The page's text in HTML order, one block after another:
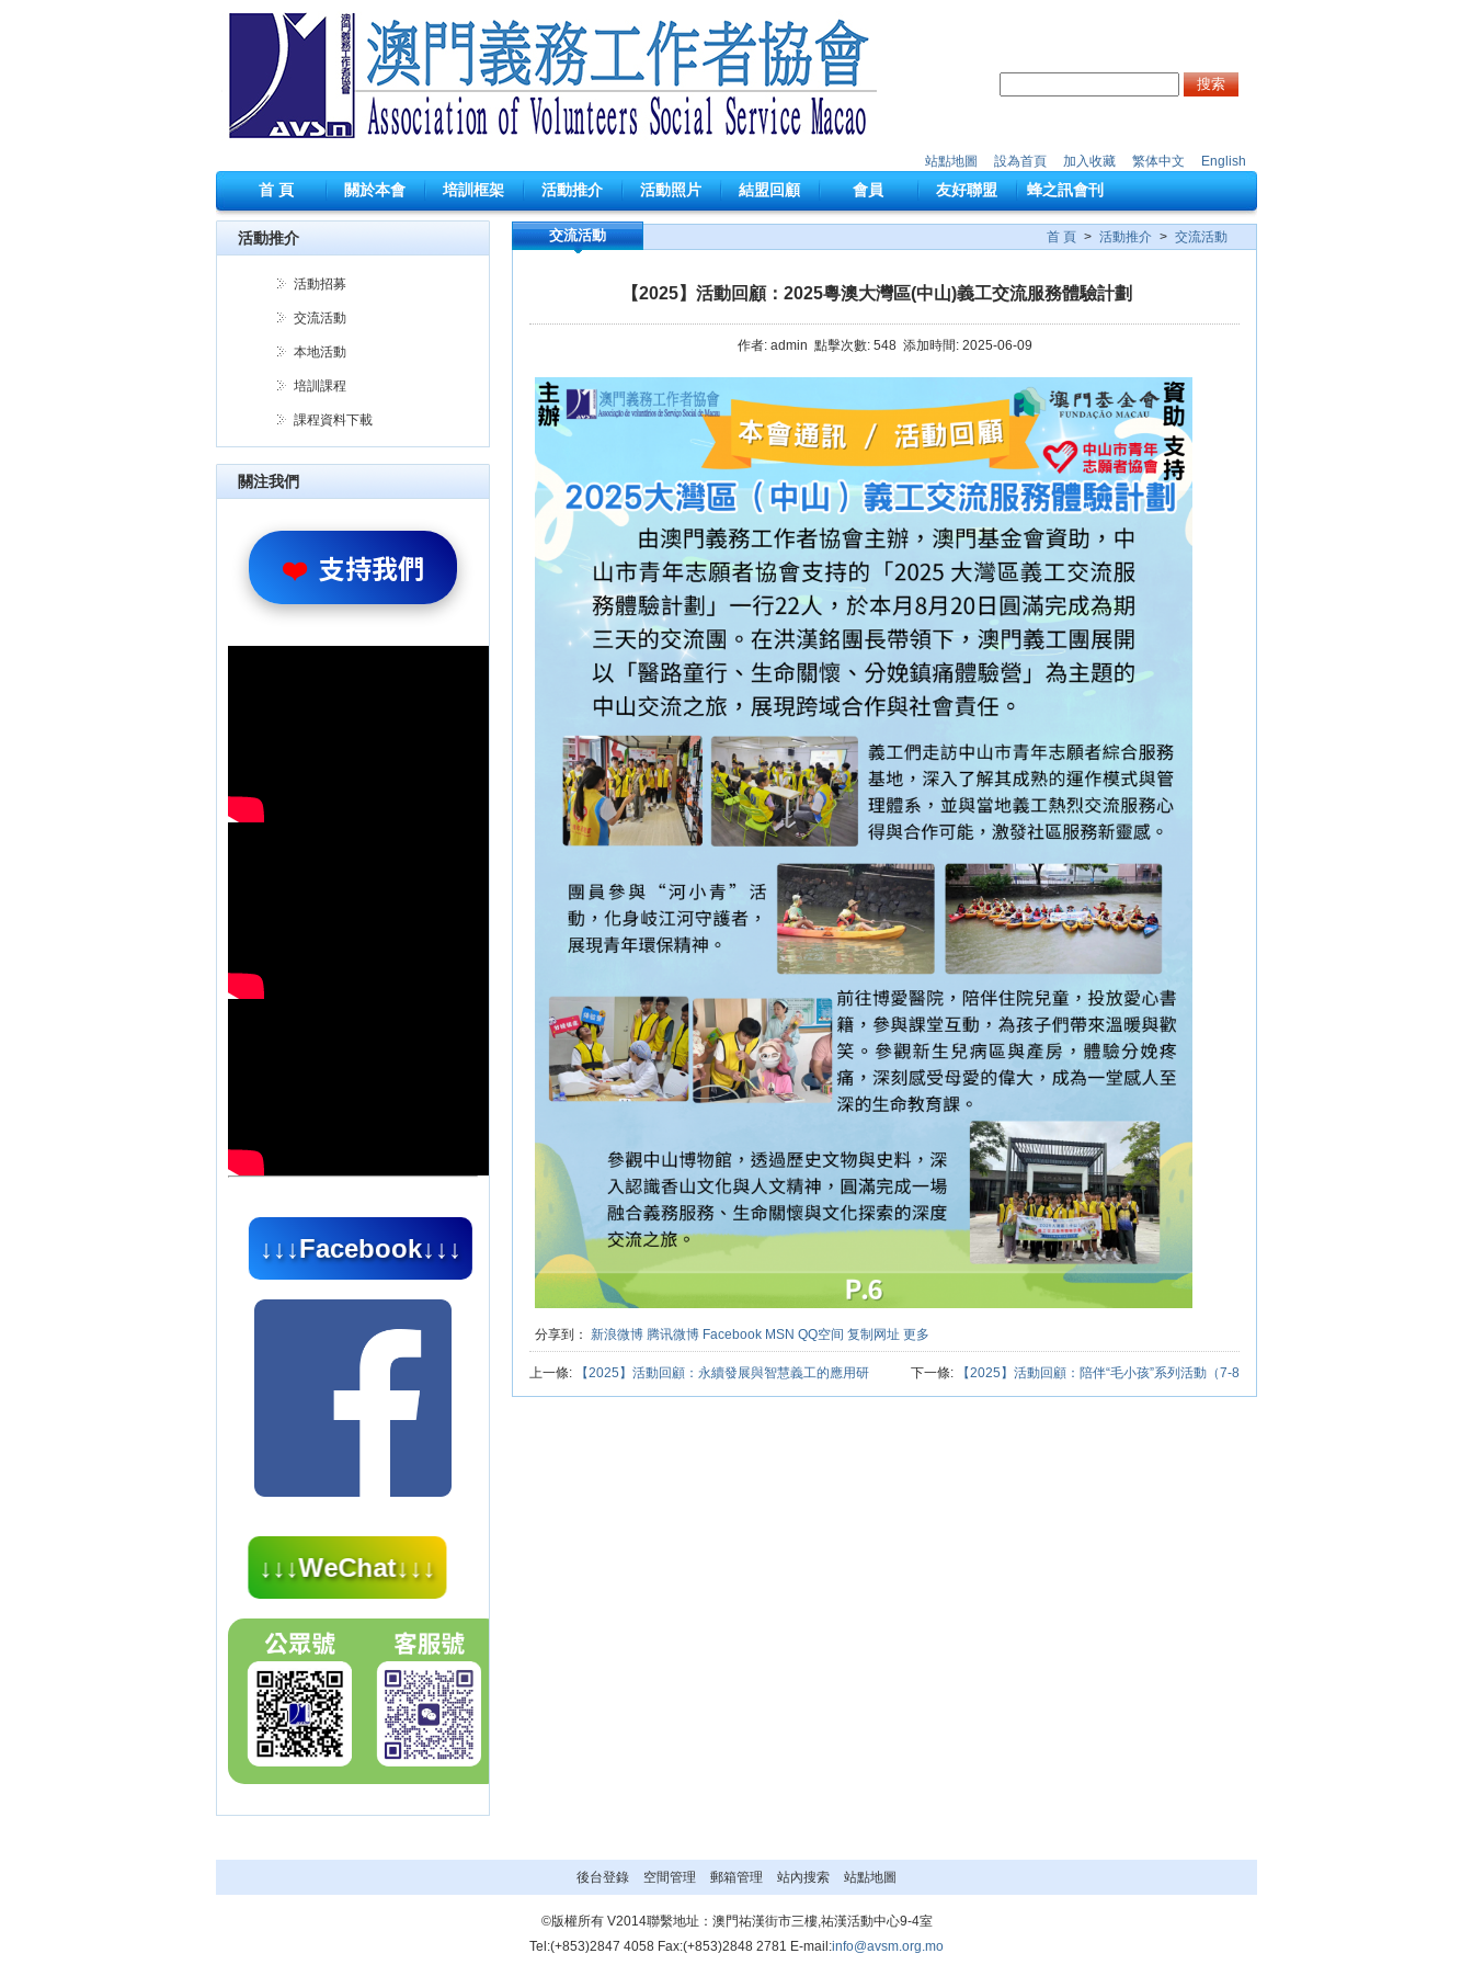
English
繁体中文
加入收藏
設為首頁
站點地圖
搜索
首 頁 關於本會 培訓框架 活動推介 活動照片 結盟回顧 會員 友好聯盟 蜂之訊會刊
活動推介
活動招募
交流活動
本地活動
培訓課程
課程資料下載
關注我們
❤️ 支持我們
↓↓↓Facebook↓↓↓
↓↓↓WeChat↓↓↓
首 頁 > 活動推介 > 交流活動
交流活動
【2025】活動回顧：2025粵澳大灣區(中山)義工交流服務體驗計劃
作者: admin 點擊次數: 548 添加時間: 2025-06-09
分享到： 新浪微博 腾讯微博 Facebook MSN QQ空间 复制网址 更多
上一條:
【2025】活動回顧：永續發展與智慧義工的應用研
討會
下一條:
【2025】活動回顧：陪伴“毛小孩”系列活動（7-8
月）
後台登錄 空間管理 郵箱管理 站內搜索 站點地圖
©版權所有 V2014聯繫地址：澳門祐漢街市三樓,祐漢活動中心9-4室
Tel:(+853)2847 4058 Fax:(+853)2848 2781 E-mail:info@avsm.org.mo